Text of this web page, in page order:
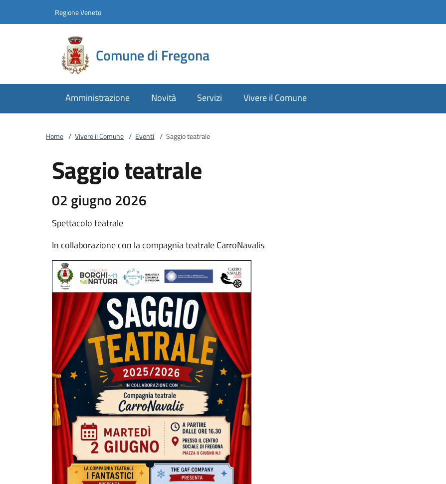
Regione Veneto
Comune di Fregona
Amministrazione Novità Servizi Vivere il Comune
Home / Vivere il Comune / Eventi / Saggio teatrale
Saggio teatrale
02 giugno 2026
Spettacolo teatrale
In collaborazione con la compagnia teatrale CarroNavalis